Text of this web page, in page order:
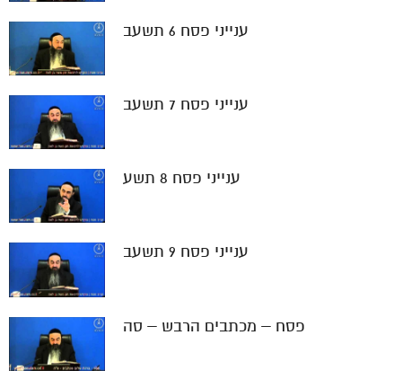
ענייני פסח 6 תשעב
ענייני פסח 7 תשעב
ענייני פסח 8 תשע
ענייני פסח 9 תשעב
פסח – מכתבים הרבש – סה